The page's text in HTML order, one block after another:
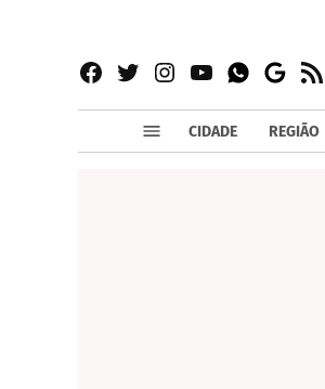
Facebook
TwitterInstagram
YouTubeWhatsapp
Google
News
RSS
CIDADE REGIÃO